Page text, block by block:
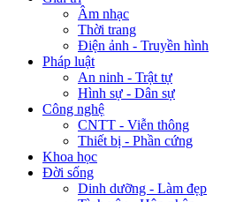
Âm nhạc
Thời trang
Điện ảnh - Truyền hình
Pháp luật
An ninh - Trật tự
Hình sự - Dân sự
Công nghệ
CNTT - Viễn thông
Thiết bị - Phần cứng
Khoa học
Đời sống
Dinh dưỡng - Làm đẹp